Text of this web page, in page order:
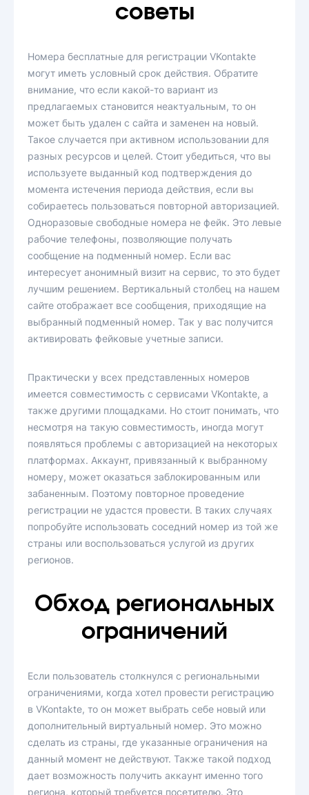
советы
Номера бесплатные для регистрации VKontakte
могут иметь условный срок действия. Обратите
внимание, что если какой-то вариант из
предлагаемых становится неактуальным, то он
может быть удален с сайта и заменен на новый.
Такое случается при активном использовании для
разных ресурсов и целей. Стоит убедиться, что вы
используете выданный код подтверждения до
момента истечения периода действия, если вы
собираетесь пользоваться повторной авторизацией.
Одноразовые свободные номера не фейк. Это левые
рабочие телефоны, позволяющие получать
сообщение на подменный номер. Если вас
интересует анонимный визит на сервис, то это будет
лучшим решением. Вертикальный столбец на нашем
сайте отображает все сообщения, приходящие на
выбранный подменный номер. Так у вас получится
активировать фейковые учетные записи.
Практически у всех представленных номеров
имеется совместимость с сервисами VKontakte, а
также другими площадками. Но стоит понимать, что
несмотря на такую совместимость, иногда могут
появляться проблемы с авторизацией на некоторых
платформах. Аккаунт, привязанный к выбранному
номеру, может оказаться заблокированным или
забаненным. Поэтому повторное проведение
регистрации не удастся провести. В таких случаях
попробуйте использовать соседний номер из той же
страны или воспользоваться услугой из других
регионов.
Обход региональных
ограничений
Если пользователь столкнулся с региональными
ограничениями, когда хотел провести регистрацию
в VKontakte, то он может выбрать себе новый или
дополнительный виртуальный номер. Это можно
сделать из страны, где указанные ограничения на
данный момент не действуют. Также такой подход
дает возможность получить аккаунт именно того
региона, который требуется посетителю. Это